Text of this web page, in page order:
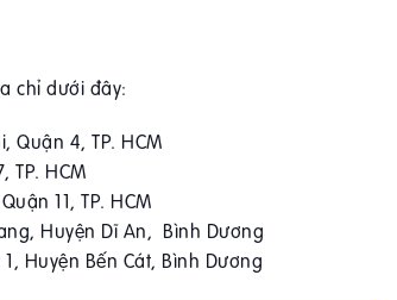
chỉ dưới đây:
Quận 4, TP. HCM
TP. HCM
11, TP. HCM
Huyện Dĩ An, Bình Dương
Huyện Bến Cát, Bình Dương